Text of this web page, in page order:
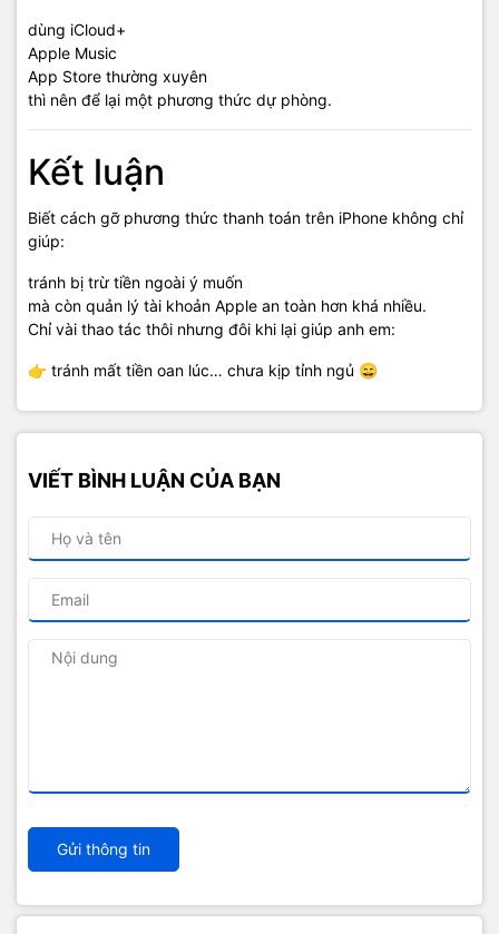
dùng iCloud+
Apple Music
App Store thường xuyên
thì nên để lại một phương thức dự phòng.
Kết luận
Biết cách gỡ phương thức thanh toán trên iPhone không chỉ
giúp:
tránh bị trừ tiền ngoài ý muốn
mà còn quản lý tài khoản Apple an toàn hơn khá nhiều.
Chỉ vài thao tác thôi nhưng đôi khi lại giúp anh em:
👉 tránh mất tiền oan lúc… chưa kịp tỉnh ngủ 😄
VIẾT BÌNH LUẬN CỦA BẠN
Gửi thông tin